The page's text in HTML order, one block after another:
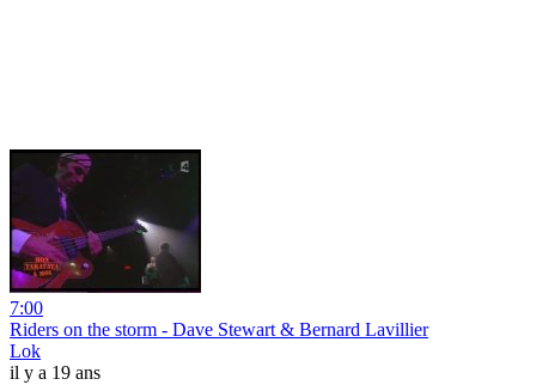
7:00
Riders on the storm - Dave Stewart & Bernard Lavillier
Lok
il y a 19 ans